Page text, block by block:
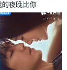
的夜晚比你
白天更美